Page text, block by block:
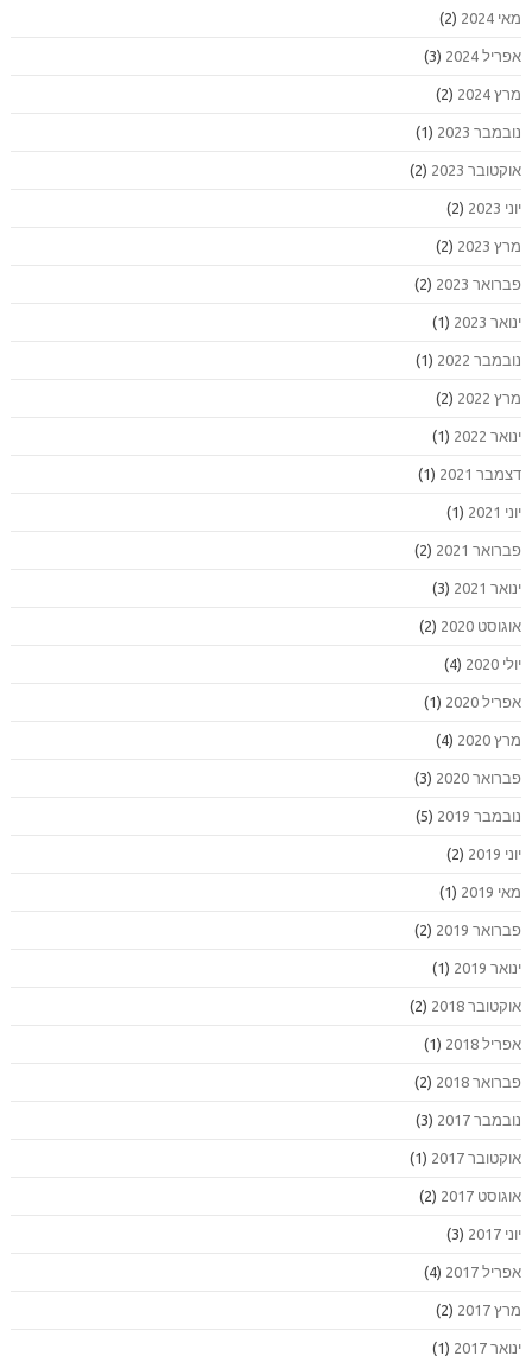
מאי 2024 (2)
אפריל 2024 (3)
מרץ 2024 (2)
נובמבר 2023 (1)
אוקטובר 2023 (2)
יוני 2023 (2)
מרץ 2023 (2)
פברואר 2023 (2)
ינואר 2023 (1)
נובמבר 2022 (1)
מרץ 2022 (2)
ינואר 2022 (1)
דצמבר 2021 (1)
יוני 2021 (1)
פברואר 2021 (2)
ינואר 2021 (3)
אוגוסט 2020 (2)
יולי 2020 (4)
אפריל 2020 (1)
מרץ 2020 (4)
פברואר 2020 (3)
נובמבר 2019 (5)
יוני 2019 (2)
מאי 2019 (1)
פברואר 2019 (2)
ינואר 2019 (1)
אוקטובר 2018 (2)
אפריל 2018 (1)
פברואר 2018 (2)
נובמבר 2017 (3)
אוקטובר 2017 (1)
אוגוסט 2017 (2)
יוני 2017 (3)
אפריל 2017 (4)
מרץ 2017 (2)
ינואר 2017 (1)